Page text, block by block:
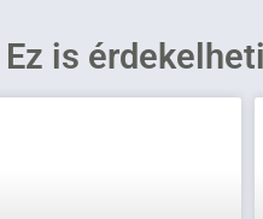
Ez is